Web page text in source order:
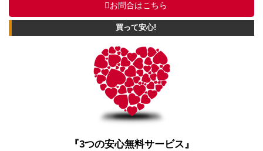
お問合はこちら
買って安心!
『3つの安心無料サービス』